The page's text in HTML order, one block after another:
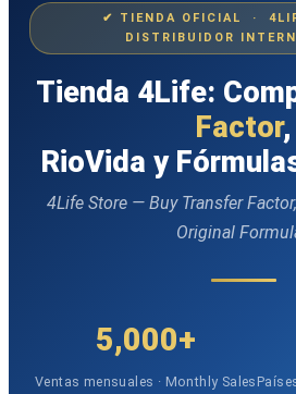
✔ TIENDA OFICIAL ·
DISTRIBUIDOR
Tienda 4Life:
Factor,
RioVida y
4Life Store — Buy Transfer
Original
5,000+
Ventas mensuales · Monthly Sales